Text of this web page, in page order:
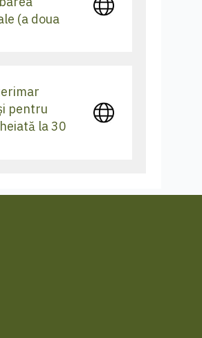
(a doua
pentru
la 30